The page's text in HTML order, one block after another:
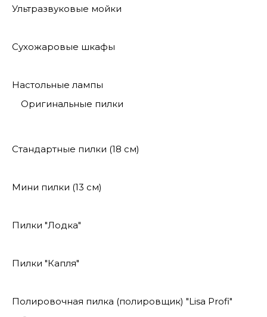
Ультразвуковые мойки
Сухожаровые шкафы
Настольные лампы
Оригинальные пилки
Стандартные пилки (18 см)
Мини пилки (13 см)
Пилки "Лодка"
Пилки "Капля"
Полировочная пилка (полировщик) "Lisa Profi"